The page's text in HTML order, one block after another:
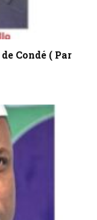
Condé ( Par